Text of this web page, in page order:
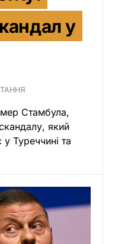
у
Стамбула,
який
Туреччині та